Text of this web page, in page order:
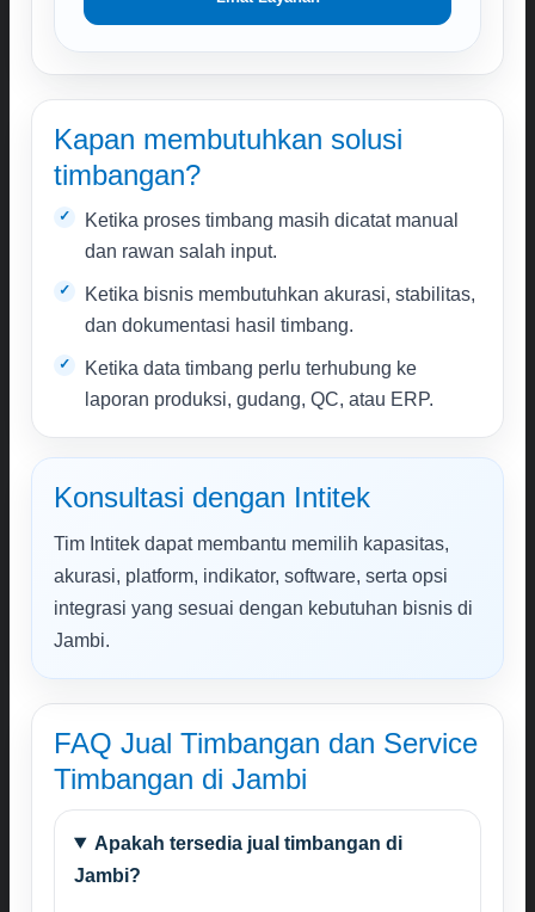
Kapan membutuhkan solusi
timbangan?
Ketika proses timbang masih dicatat manual
dan rawan salah input.
Ketika bisnis membutuhkan akurasi, stabilitas,
dan dokumentasi hasil timbang.
Ketika data timbang perlu terhubung ke
laporan produksi, gudang, QC, atau ERP.
Konsultasi dengan Intitek
Tim Intitek dapat membantu memilih kapasitas,
akurasi, platform, indikator, software, serta opsi
integrasi yang sesuai dengan kebutuhan bisnis di
Jambi.
FAQ Jual Timbangan dan Service
Timbangan di Jambi
Apakah tersedia jual timbangan di
Jambi?